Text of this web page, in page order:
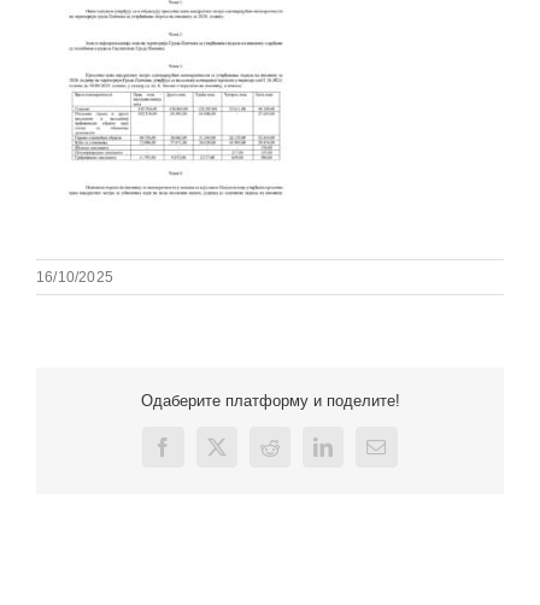
16/10/2025
Одаберите платформу и поделите!
Facebook
X Reddit LinkedInEmail